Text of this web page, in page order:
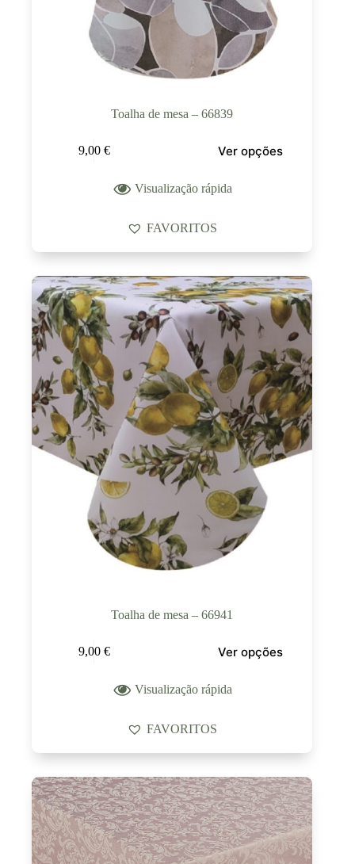
Toalha de mesa – 66839
9,00 € Ver opções
Visualização rápida
FAVORITOS
Toalha de mesa – 66941
9,00 € Ver opções
Visualização rápida
FAVORITOS